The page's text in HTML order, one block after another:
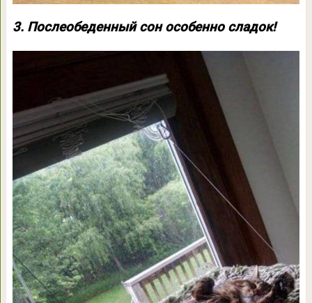
3. Послеобеденный сон особенно сладок!